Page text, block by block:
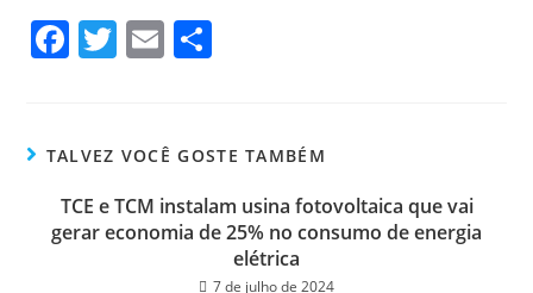
Fa
ok
T
er
E
TALVEZ VOCÊ GOSTE TAMBÉM
TCE e TCM instalam usina fotovoltaica que vai
gerar economia de 25% no consumo de energia
elétrica
7 de julho de 2024